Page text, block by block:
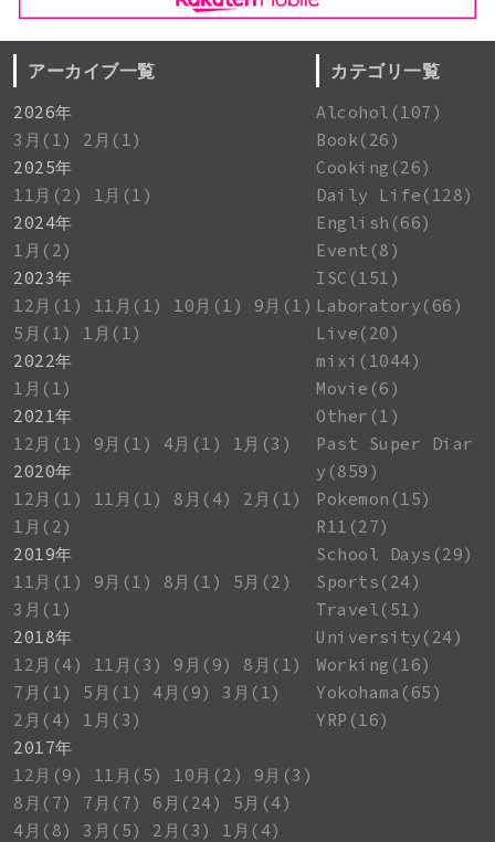
アーカイブ一覧
2026年
3月(1)
2月(1)
2025年
11月(2)
1月(1)
2024年
1月(2)
2023年
12月(1)
11月(1) 10月(1)
9月(1)
5月(1)
1月(1)
2022年
1月(1)
2021年
12月(1)
9月(1) 4月(1)
1月(3)
2020年
12月(1)
11月(1) 8月(4)
2月(1)
1月(2)
2019年
11月(1)
9月(1) 8月(1)
5月(2)
3月(1)
2018年
12月(4)
11月(3) 9月(9)
8月(1)
7月(1)
5月(1) 4月(9)
3月(1)
2月(4)
1月(3)
2017年
12月(9)
11月(5) 10月(2)
9月(3)
8月(7)
7月(7) 6月(24)
5月(4)
4月(8)
3月(5) 2月(3)
1月(4)
カテゴリ一覧
Alcohol(107)
Book(26)
Cooking(26)
Daily Life(128)
English(66)
Event(8)
ISC(151)
Laboratory(66)
Live(20)
mixi(1044)
Movie(6)
Other(1)
Past Super Diar
y(859)
Pokemon(15)
R11(27)
School Days(29)
Sports(24)
Travel(51)
University(24)
Working(16)
Yokohama(65)
YRP(16)